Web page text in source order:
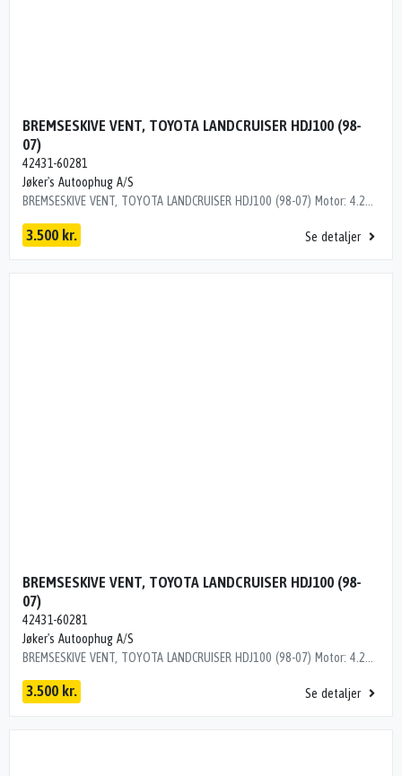
BREMSESKIVE VENT, TOYOTA LANDCRUISER HDJ100 (98-
07)
42431-60281
Jøker's Autoophug A/S
3.500 kr. Se detaljer
BREMSESKIVE VENT, TOYOTA LANDCRUISER HDJ100 (98-
07)
42431-60281
Jøker's Autoophug A/S
3.500 kr. Se detaljer